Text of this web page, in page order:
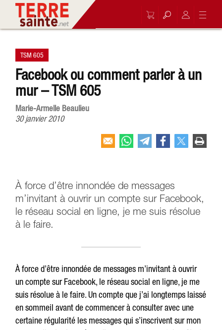
TSM 605
Facebook ou comment parler à un
mur – TSM 605
Marie-Armelle Beaulieu
30 janvier 2010
À force d’être innondée de messages
m’invitant à ouvrir un compte sur Facebook,
le réseau social en ligne, je me suis résolue
à le faire.
À force d’être innondée de messages m’invitant à ouvrir
un compte sur Facebook, le réseau social en ligne, je me
suis résolue à le faire. Un compte que j’ai longtemps laissé
en sommeil avant de commencer à consulter avec une
certaine régularité les messages qui s’inscrivent sur mon